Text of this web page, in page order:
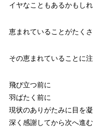
イヤなこともあるかもしれ
恵まれていることがたくさ
その恵まれていることに
飛び立つ前に
羽ばたく前に
現状のありがたみに目を凝
深く感謝してから次へ進む